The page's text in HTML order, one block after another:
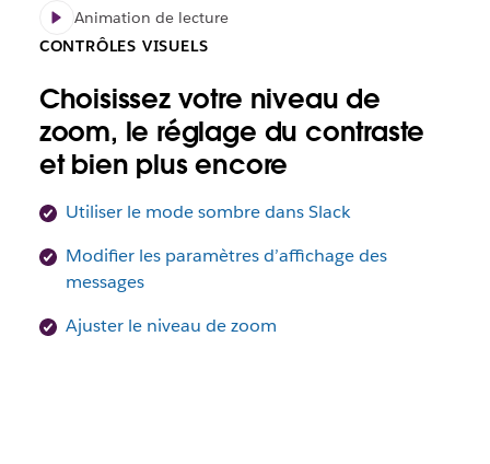
Animation de lecture
CONTRÔLES VISUELS
Choisissez votre niveau de
zoom, le réglage du contraste
et bien plus encore
Utiliser le mode sombre dans Slack
Modifier les paramètres d’affichage des
messages
Ajuster le niveau de zoom